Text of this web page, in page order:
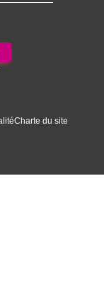
Charte du site